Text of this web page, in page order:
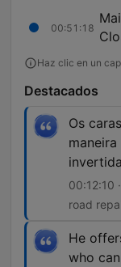
00:51:18
Haz clic en un
Destacados
Os
00:12:10
road
He
who